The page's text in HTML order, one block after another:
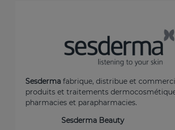
Sesderma fabrique, distribue et
produits et traitements
pharmacies et parapharmacies.
Sesderma Beauty